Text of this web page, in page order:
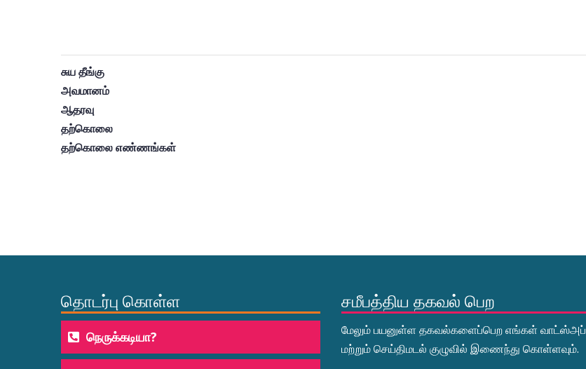
சுய தீங்கு
அவமானம்
ஆதரவு
தற்கொலை
தற்கொலை எண்ணங்கள்
தொடர்பு கொள்ள
நெருக்கடியா?
சமீபத்திய தகவல் பெற
மேலும் பயனுள்ள தகவல்களைப்பெற எங்கள் வாட்ஸ்அப்
மற்றும் செய்திமடல் குழுவில் இணைந்து கொள்ளவும்.